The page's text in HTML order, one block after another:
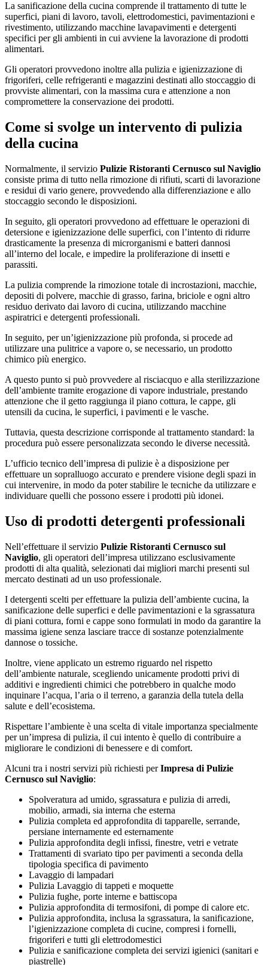
La sanificazione della cucina comprende il trattamento di tutte le
superfici, piani di lavoro, tavoli, elettrodomestici, pavimentazioni e
rivestimento, utilizzando macchine lavapavimenti e detergenti
specifici per gli ambienti in cui avviene la lavorazione di prodotti
alimentari.
Gli operatori provvedono inoltre alla pulizia e igienizzazione di
frigoriferi, celle refrigeranti e magazzini destinati allo stoccaggio di
provviste alimentari, con la massima cura e attenzione a non
compromettere la conservazione dei prodotti.
Come si svolge un intervento di pulizia
della cucina
Normalmente, il servizio Pulizie Ristoranti Cernusco sul Naviglio
consiste prima di tutto nella rimozione di rifiuti, scarti di lavorazione
e residui di vario genere, provvedendo alla differenziazione e allo
stoccaggio secondo le disposizioni.
In seguito, gli operatori provvedono ad effettuare le operazioni di
detersione e igienizzazione delle superfici, con l’intento di ridurre
drasticamente la presenza di microrganismi e batteri dannosi
all’interno del locale, e impedire la proliferazione di insetti e
parassiti.
La pulizia comprende la rimozione totale di incrostazioni, macchie,
depositi di polvere, macchie di grasso, farina, briciole e ogni altro
residuo derivato dai lavoro di cucina, utilizzando macchine
aspiratrici e detergenti professionali.
In seguito, per un’igienizzazione più profonda, si procede ad
utilizzare una pulitrice a vapore o, se necessario, un prodotto
chimico più energico.
A questo punto si può provvedere al risciacquo e alla sterilizzazione
dell’ambiente tramite erogazione di vapore industriale, prestando
attenzione che il getto raggiunga il piano cottura, le cappe, gli
utensili da cucina, le superfici, i pavimenti e le vasche.
Tuttavia, questa descrizione corrisponde al trattamento standard: la
procedura può essere personalizzata secondo le diverse necessità.
L’ufficio tecnico dell’impresa di pulizie è a disposizione per
effettuare un sopralluogo accurato e prendere visione degli spazi in
cui intervenire, in modo da poter stabilire le tecniche da utilizzare e
individuare quelli che possono essere i prodotti più idonei.
Uso di prodotti detergenti professionali
Nell’effettuare il servizio Pulizie Ristoranti Cernusco sul
Naviglio, gli operatori dell’impresa utilizzano esclusivamente
prodotti di alta qualità, selezionati dai migliori marchi presenti sul
mercato destinati ad un uso professionale.
I detergenti scelti per effettuare la pulizia dell’ambiente cucina, la
sanificazione delle superfici e delle pavimentazioni e la sgrassatura
di piani cottura, forni e cappe sono formulati in modo da garantire la
massima igiene senza lasciare tracce di sostanze potenzialmente
dannose o tossiche.
Inoltre, viene applicato un estremo riguardo nel rispetto
dell’ambiente naturale, scegliendo unicamente prodotti privi di
additivi e ingredienti chimici che potrebbero in qualche modo
inquinare l’acqua, l’aria o il terreno, a garanzia della tutela della
salute e dell’ecosistema.
Rispettare l’ambiente è una scelta di vitale importanza specialmente
per un’impresa di pulizia, il cui intento è quello di contribuire a
migliorare le condizioni di benessere e di comfort.
Alcuni tra i nostri servizi più richiesti perImpresa di Pulizie
Cernusco sul Naviglio:
Spolveratura ad umido, sgrassatura e pulizia di arredi,
mobilio, armadi, sia interna che esterna
Pulizia completa ed approfondita di tapparelle, serrande,
persiane internamente ed esternamente
Pulizia approfondita degli infissi, finestre, vetri e vetrate
Trattamenti di svariato tipo per pavimenti a seconda della
tipologia specifica di pavimento
Lavaggio di lampadari
Pulizia Lavaggio di tappeti e moquette
Pulizia fughe, porte interne e battiscopa
Pulizia approfondita di termosifoni, di pompe di calore etc.
Pulizia approfondita, inclusa la sgrassatura, la sanificazione,
l’igienizzazione completa di cucine, compresi i fornelli,
frigoriferi e tutti gli elettrodomestici
Pulizia e sanificazione completa dei servizi igienici (sanitari e
piastrelle)